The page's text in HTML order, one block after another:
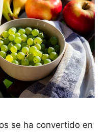
se ha convertido en